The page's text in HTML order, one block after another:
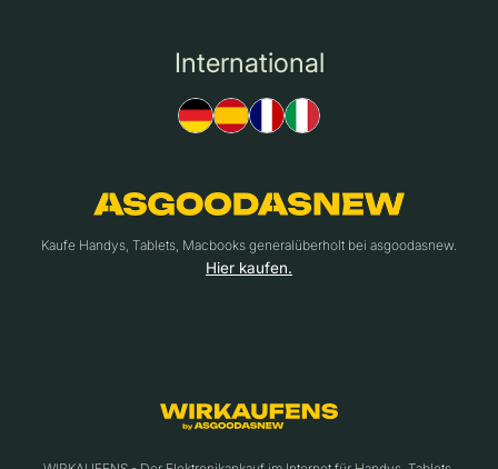
International
Kaufe Handys, Tablets, Macbooks generalüberholt bei asgoodasnew.
Hier kaufen.